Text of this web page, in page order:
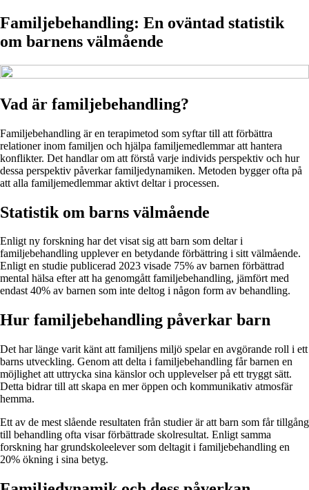
Familjebehandling: En oväntad statistik
om barnens välmående
Vad är familjebehandling?
Familjebehandling är en terapimetod som syftar till att förbättra
relationer inom familjen och hjälpa familjemedlemmar att hantera
konflikter. Det handlar om att förstå varje individs perspektiv och hur
dessa perspektiv påverkar familjedynamiken. Metoden bygger ofta på
att alla familjemedlemmar aktivt deltar i processen.
Statistik om barns välmående
Enligt ny forskning har det visat sig att barn som deltar i
familjebehandling upplever en betydande förbättring i sitt välmående.
Enligt en studie publicerad 2023 visade 75% av barnen förbättrad
mental hälsa efter att ha genomgått familjebehandling, jämfört med
endast 40% av barnen som inte deltog i någon form av behandling.
Hur familjebehandling påverkar barn
Det har länge varit känt att familjens miljö spelar en avgörande roll i ett
barns utveckling. Genom att delta i familjebehandling får barnen en
möjlighet att uttrycka sina känslor och upplevelser på ett tryggt sätt.
Detta bidrar till att skapa en mer öppen och kommunikativ atmosfär
hemma.
Ett av de mest slående resultaten från studier är att barn som får tillgång
till behandling ofta visar förbättrade skolresultat. Enligt samma
forskning har grundskoleelever som deltagit i familjebehandling en
20% ökning i sina betyg.